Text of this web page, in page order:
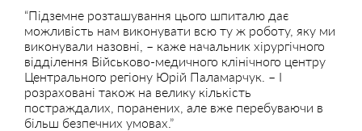
“Підземне розташування цього шпиталю дає
можливість нам виконувати всю ту ж роботу, яку ми
виконували назовні, – каже начальник хірургічного
відділення Військово-медичного клінічного центру
Центрального регіону Юрій Паламарчук. – І
розраховані також на велику кількість
постраждалих, поранених, але вже перебуваючи в
більш безпечних умовах.”